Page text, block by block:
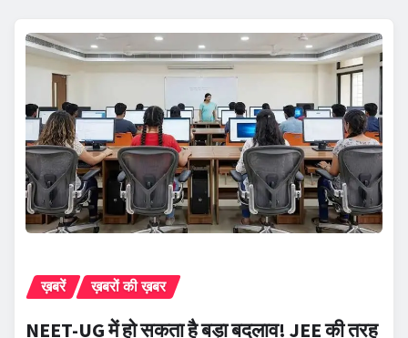
ख़बरें ख़बरों की ख़बर
NEET-UG में हो सकता है बड़ा बदलाव! JEE की तरह